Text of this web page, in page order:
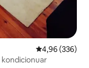
Vlerësimi
4,96 (336)
kondicionuar